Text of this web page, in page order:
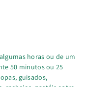
horas ou de um
50 minutos ou 25
guisados,